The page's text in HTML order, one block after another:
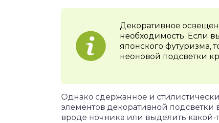
Декоративное
необходимость. Если
японского футуризма,
неоновой подсветки
Однако сдержанное и
элементов декоративной подсветки
вроде ночника или выделить какой-